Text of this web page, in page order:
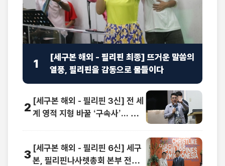
1
[세구본 해외 - 필리핀 최종] 뜨거운 말씀의
열풍, 필리핀을 감동으로 물들이다
2 [세구본 해외 - 필리핀 3신] 전 세
계 영적 지형 바꿀 ‘구속사’... 동남
3 [세구본 해외 - 필리핀 6신] 세구
본, 필리핀나사렛총회 본부 전격